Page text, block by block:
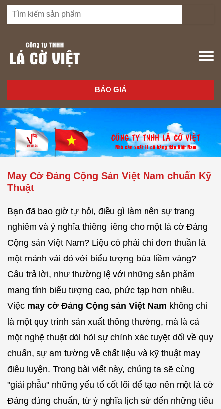
BÁO GIÁ
May Cờ Đảng Cộng Sản Việt Nam chuẩn Kỹ
Thuật
Bạn đã bao giờ tự hỏi, điều gì làm nên sự trang
nghiêm và ý nghĩa thiêng liêng cho một lá cờ Đảng
Cộng sản Việt Nam? Liệu có phải chỉ đơn thuần là
một mảnh vải đỏ với biểu tượng búa liềm vàng?
Câu trả lời, như thường lệ với những sản phẩm
mang tính biểu tượng cao, phức tạp hơn nhiều.
Việc may cờ Đảng Cộng sản Việt Nam không chỉ
là một quy trình sản xuất thông thường, mà là cả
một nghệ thuật đòi hỏi sự chính xác tuyệt đối về quy
chuẩn, sự am tường về chất liệu và kỹ thuật may
điêu luyện. Trong bài viết này, chúng ta sẽ cùng
"giải phẫu" những yếu tố cốt lõi để tạo nên một lá cờ
Đảng đúng chuẩn, từ ý nghĩa lịch sử đến những tiêu